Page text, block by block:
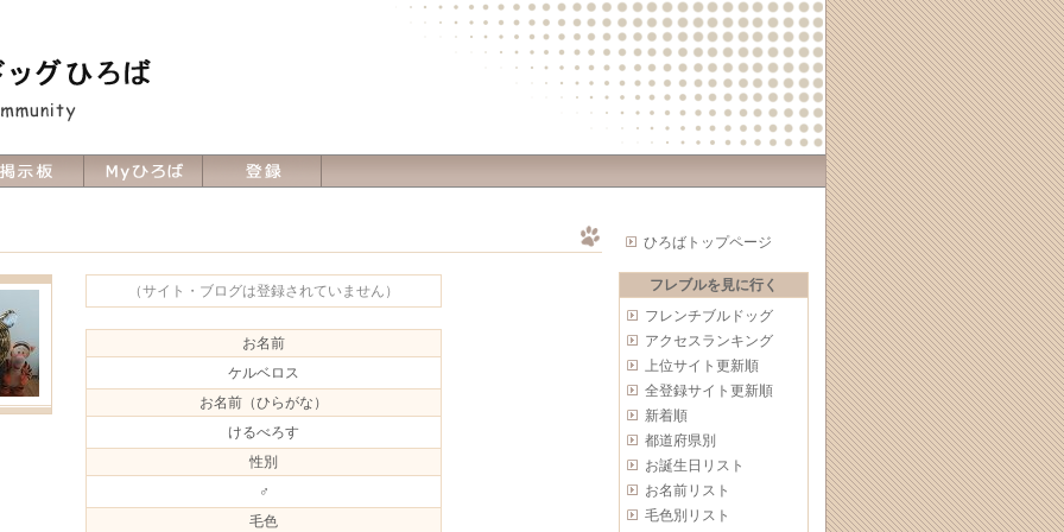
ひろばトップページ
フレブルを見に行く
フレンチブルドッグ
アクセスランキング
上位サイト更新順
全登録サイト更新順
新着順
都道府県別
お誕生日リスト
お名前リスト
毛色別リスト
（サイト・ブログは登録されていません）
お名前
ケルベロス
お名前（ひらがな）
けるべろす
性別
♂
毛色